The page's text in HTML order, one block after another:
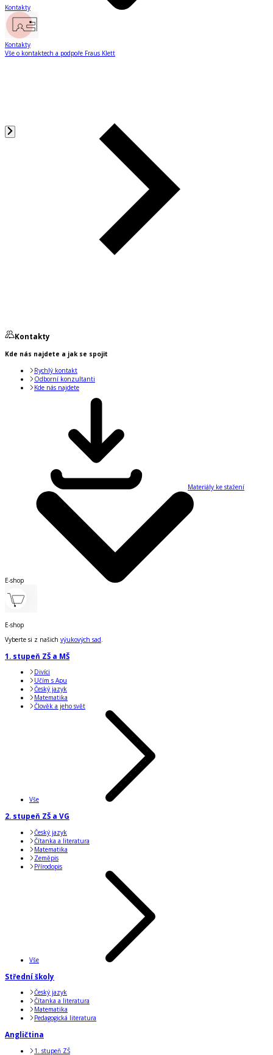
Kontakty
Kontakty
Vše o kontaktech a podpoře Fraus Klett
Kontakty
Kde nás najdete a jak se spojit
Rychlý kontakt
Odborní konzultanti
Kde nás najdete
Materiály ke stažení
E-shop
E-shop
Vyberte si z našich výukových sad.
1. stupeň ZŠ a MŠ
Divíci
Učím s Apu
Český jazyk
Matematika
Člověk a jeho svět
Vše
2. stupeň ZŠ a VG
Český jazyk
Čítanka a literatura
Matematika
Zeměpis
Přírodopis
Vše
Střední školy
Český jazyk
Čítanka a literatura
Matematika
Pedagogická literatura
Angličtina
1. stupeň ZŠ